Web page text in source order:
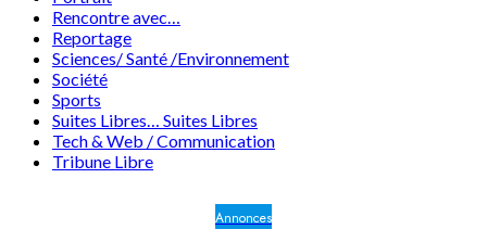
Rencontre avec…
Reportage
Sciences/ Santé /Environnement
Société
Sports
Suites Libres… Suites Libres
Tech & Web / Communication
Tribune Libre
Annonces